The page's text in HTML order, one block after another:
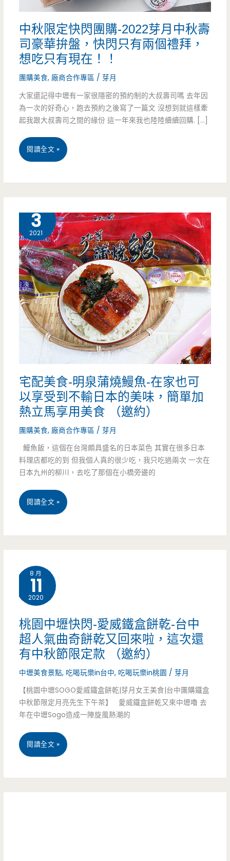
中秋限定快閃團購-2022芽月中秋壽
司豪華拚盤，快閃只有兩個禮拜，
想吃只有現在！！
團購美食,廠商合作專區 /芽月
大家還記得中壢有一家很隱密的預約制的大叔壽司嗎 去年因
為一次的好奇心，跑去預約之後寫了一篇文 沒想到就這樣牽
起我跟大叔壽司之間的緣份 這一年來我也陸陸續續回購. […]
中
快
閃
團
購-2022
芽
月
秋
壽
司
拚
快
兩
個
禮
拜，
想
吃
只
有
現
閱讀全文 »
3
2021
宅配美食-明泉蒲燒鰻魚-在家也可
以享受到不輸日本的美味，簡單加
熱立馬享用美食 （邀約）
團購美食, 廠商合作專區 /芽月
鰻魚飯，這個在台灣頗具盛名的日本菜色 其實在很多日本
料理店都吃的到 但我個人真的很少吃，我只吃過兩次 一次在
日本九州的柳川，去吃了那個在小橋旁邊的
宅
明
泉
蒲
燒
鰻
魚-
在
家
也
可
閱讀全文 »
8 月
11
2020
桃園中壢快閃-愛威鐵盒餅乾-台中
超人氣曲奇餅乾又回來啦，這次還
有中秋節限定款 （邀約）
中壢美食景點, 吃喝玩樂in台中, 吃喝玩樂in桃園 /芽月
【桃園中壢SOGO愛威鐵盒餅乾|芽月女王美食|台中團購鐵盒
中秋節限定月亮先生下午茶】 愛威鐵盒餅乾又來中壢嚕 去
年在中壢Sogo造成一陣旋風熱潮的
桃
閱讀全文 »